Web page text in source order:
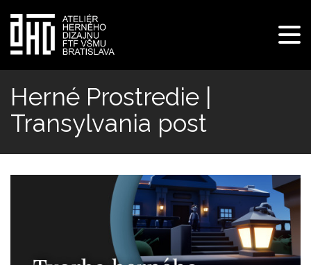
Skočiť
hlavný
obsah
Herné Prostredie |
Transylvania post